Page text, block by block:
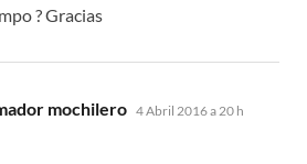
? Gracias
mochilero dice:
4 Abril 2016 a 20 h